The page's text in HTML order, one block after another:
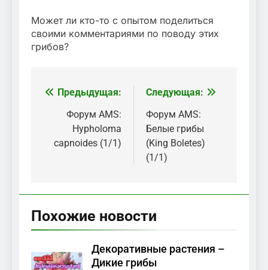
Может ли кто-то с опытом поделиться
своими комментариями по поводу этих
грибов?
Навигация
записям
Предыдущая:
Форум AMS:
Hypholoma
capnoides (1/1)
Следующая:
Форум AMS:
Белые грибы
(King Boletes)
(1/1)
Похожие новости
Декоративные растения –
Дикие грибы